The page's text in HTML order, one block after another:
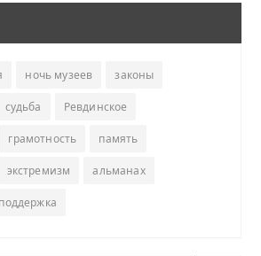
ночь музеев законы
судьба Ревдинское
грамотность память
экстремизм альманах